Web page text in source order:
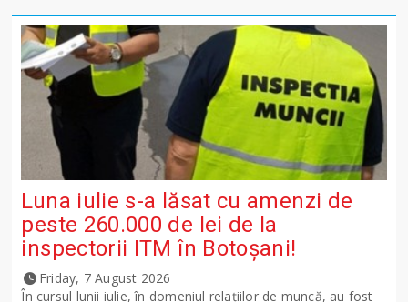
Luna iulie s-a lăsat cu amenzi de
peste 260.000 de lei de la
inspectorii ITM în Botoșani!
Friday, 7 August 2026
În cursul lunii iulie, în domeniul relațiilor de muncă, au fost